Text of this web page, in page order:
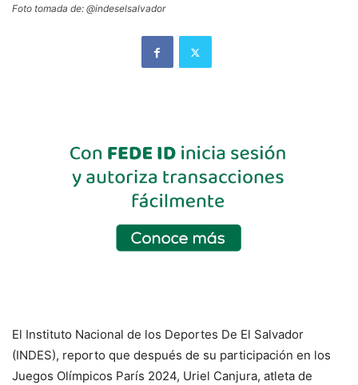
Foto tomada de: @indeselsalvador
El Instituto Nacional de los Deportes De El Salvador
(INDES), reporto que después de su participación en los
Juegos Olímpicos París 2024, Uriel Canjura, atleta de